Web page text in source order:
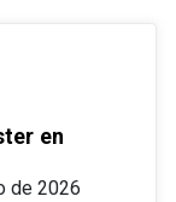
en
de 2026